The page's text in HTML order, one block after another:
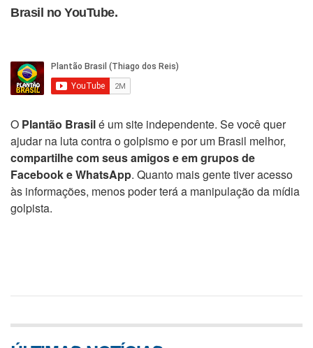
Brasil no YouTube.
O Plantão Brasilé um site independente. Se você quer
ajudar na luta contra o golpismo e por um Brasil melhor,
compartilhe com seus amigos e em grupos de
Facebook e WhatsApp. Quanto mais gente tiver acesso
às informações, menos poder terá a manipulação da mídia
golpista.